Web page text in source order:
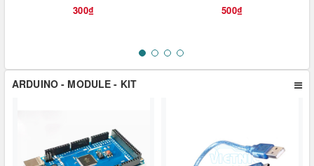
300₫ 500₫
ARDUINO - MODULE - KIT